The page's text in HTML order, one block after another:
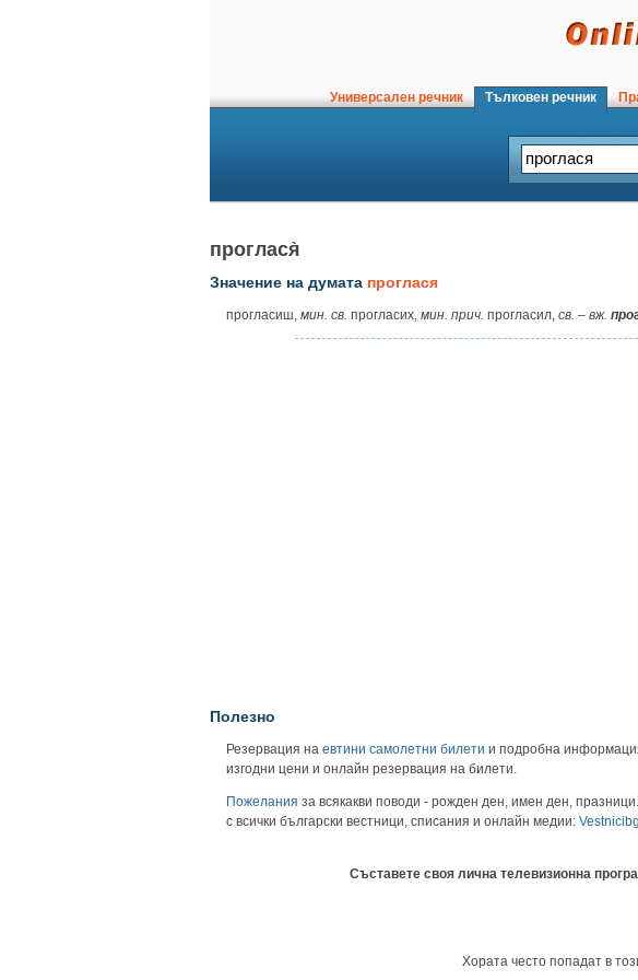
Универсален речник Тълковен речник
проглася̀
Значение на думата проглася
прогласиш, мин. св. прогласих, мин. прич. прогласил, св. – вж.
Полезно
Резервация на евтини самолетни билети и подробна
изгодни цени и онлайн резервация на билети.
Пожелания за всякакви поводи - рожден ден, имен ден,
с всички български вестници, списания и онлайн медии:
Съставете своя лична телевизионна
Хората често попадат в